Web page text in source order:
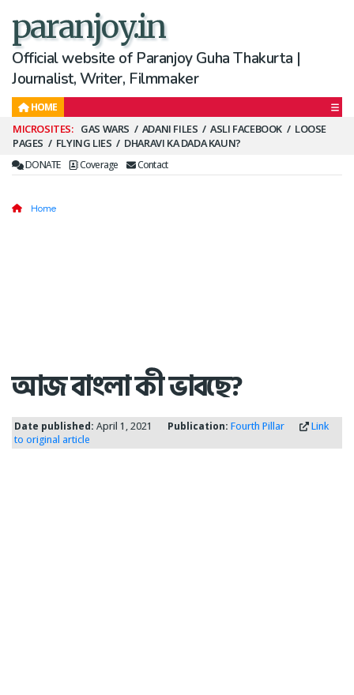
paranjoy.in
Official website of Paranjoy Guha Thakurta |
Journalist, Writer, Filmmaker
HOME
Secondary
Menu
GAS WARS ADANI FILES ASLI FACEBOOK
LOOSE
PAGES
FLYING LIES DHARAVI KA DADA KAUN?
DONATE Coverage Contact
Home
আজ বাংলা কী ভাবছে?
Date published: April 1, 2021 Publication: Fourth Pillar
Link
to original article